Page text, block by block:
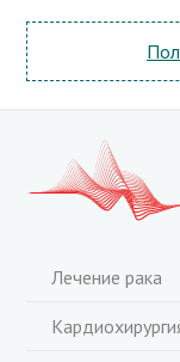
Лечение рака